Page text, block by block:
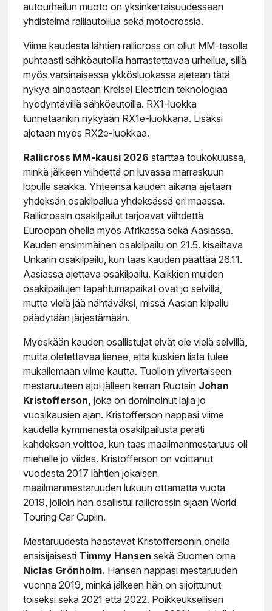
autourheilun muoto on yksinkertaisuudessaan
yhdistelmä ralliautoilua sekä motocrossia.
Viime kaudesta lähtien rallicross on ollut MM-tasolla
puhtaasti sähköautoilla harrastettavaa urheilua, sillä
myös varsinaisessa ykkösluokassa ajetaan tätä
nykyä ainoastaan Kreisel Electricin teknologiaa
hyödyntävillä sähköautoilla. RX1-luokka
tunnetaankin nykyään RX1e-luokkana. Lisäksi
ajetaan myös RX2e-luokkaa.
Rallicross MM-kausi 2026starttaa toukokuussa,
minkä jälkeen viihdettä on luvassa marraskuun
lopulle saakka. Yhteensä kauden aikana ajetaan
yhdeksän osakilpailua yhdeksässä eri maassa.
Rallicrossin osakilpailut tarjoavat viihdettä
Euroopan ohella myös Afrikassa sekä Aasiassa.
Kauden ensimmäinen osakilpailu on 21.5. kisailtava
Unkarin osakilpailu, kun taas kauden päättää 26.11.
Aasiassa ajettava osakilpailu. Kaikkien muiden
osakilpailujen tapahtumapaikat ovat jo selvillä,
mutta vielä jää nähtäväksi, missä Aasian kilpailu
päädytään järjestämään.
Myöskään kauden osallistujat eivät ole vielä selvillä,
mutta oletettavaa lienee, että kuskien lista tulee
mukailemaan viime kautta. Tuolloin ylivertaiseen
mestaruuteen ajoi jälleen kerran Ruotsin Johan
Kristofferson,joka on dominoinut lajia jo
vuosikausien ajan. Kristofferson nappasi viime
kaudella kymmenestä osakilpailusta peräti
kahdeksan voittoa, kun taas maailmanmestaruus oli
miehelle jo viides. Kristofferson on voittanut
vuodesta 2017 lähtien jokaisen
maailmanmestaruuden lukuun ottamatta vuota
2019, jolloin hän osallistui rallicrossin sijaan World
Touring Car Cupiin.
Mestaruudesta haastavat Kristoffersonin ohella
ensisijaisesti Timmy Hansensekä Suomen oma
Niclas Grönholm. Hansen nappasi mestaruuden
vuonna 2019, minkä jälkeen hän on sijoittunut
toiseksi sekä 2021 että 2022. Poikkeuksellisen